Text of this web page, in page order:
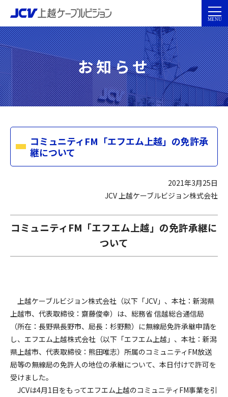
お知らせ
コミュニティFM「エフエム上越」の免許承
継について
2021年3月25日
JCV 上越ケーブルビジョン株式会社
コミュニティFM「エフエム上越」の免許承継に
ついて
上越ケーブルビジョン株式会社（以下「JCV 」、本社：新潟県
上越市、代表取締役：齋藤俊幸）は、総務省 信越総合通信局
（所在：長野県長野市、局長：杉野勲）に無線局免許承継申請を
し、エフエム上越株式会社（以下「エフエム上越」、本社：新潟
県上越市、代表取締役：熊田唯志）所属のコミュニティ FM放送
局等の無線局の免許人の地位の承継について、本日付けで許可を
受けました。
JCVは4月1日をもってエフエム上越のコミュニティ FM事業を引